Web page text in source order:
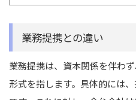
業務提携との違い
業務提携は、資本関係を伴わ
形式を指します。具体的には